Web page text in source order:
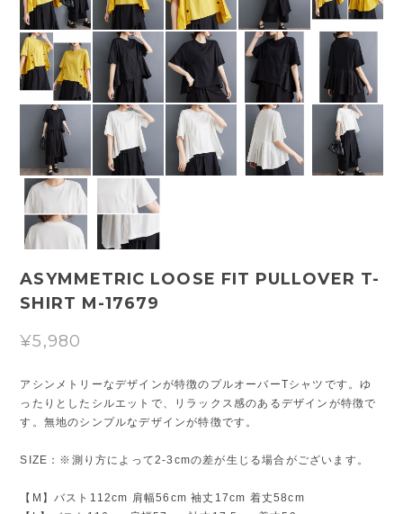
ASYMMETRIC LOOSE FIT PULLOVER T-
SHIRT M-17679
¥5,980
アシンメトリーなデザインが特徴のプルオーバーTシャツです。ゆ
ったりとしたシルエットで、リラックス感のあるデザインが特徴で
す。無地のシンプルなデザインが特徴です。
SIZE：※測り方によって2-3cmの差が生じる場合がございます。
【M】バスト112cm 肩幅56cm 袖丈17cm 着丈58cm